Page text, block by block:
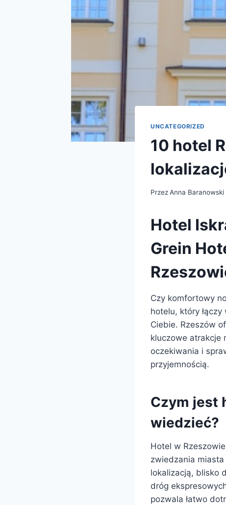
UNCATEGORIZED
10 hotel
PrzezAnna Baranowski
Hotel
Grein
Czy komfortowy
hotelu, który
Ciebie. Rzeszów
kluczowe atrakcje
oczekiwania i
przyjemnością.
Czym jest
wiedzieć?
Hotel w
zwiedzania miasta
lokalizacją, blisko
dróg
pozwala łatwo